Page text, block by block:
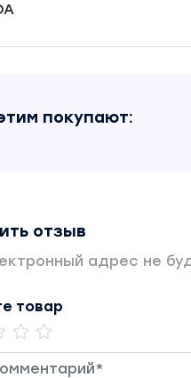
покупают:
отзыв
адрес не
товар